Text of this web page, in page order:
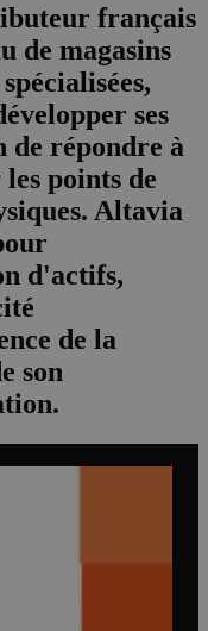
français
de magasins
ses
de répondre à
points de
Altavia
d'actifs,
de la
son